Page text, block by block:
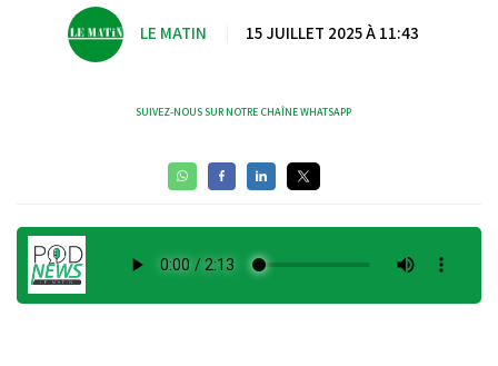
LE MATIN 15 JUILLET 2025 À 11:43
SUIVEZ-NOUS SUR NOTRE CHAÎNE WHATSAPP